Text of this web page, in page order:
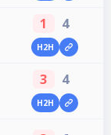
1 4
H2H
3 4
H2H